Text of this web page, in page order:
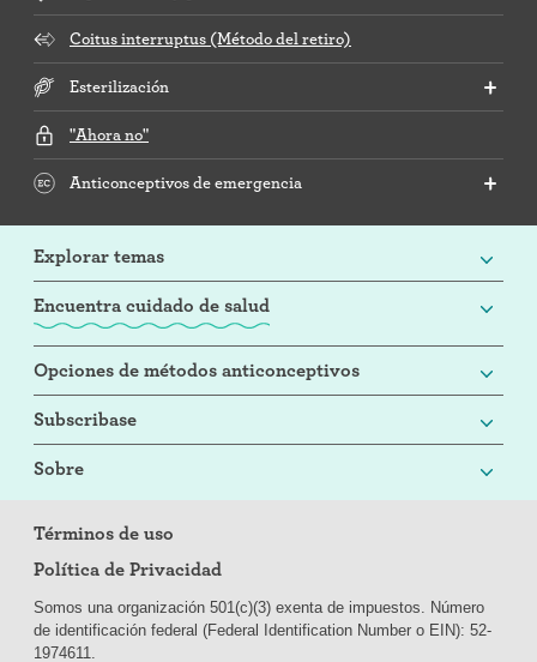
Coitus interruptus (Método del retiro)
Esterilización
"Ahora no"
Anticonceptivos de emergencia
Explorar temas
Encuentra cuidado de salud
Opciones de métodos anticonceptivos
Subscribase
Sobre
Términos de uso
Política de Privacidad
Somos una organización 501(c)(3) exenta de impuestos. Número
de identificación federal (Federal Identification Number o EIN): 52-
1974611.